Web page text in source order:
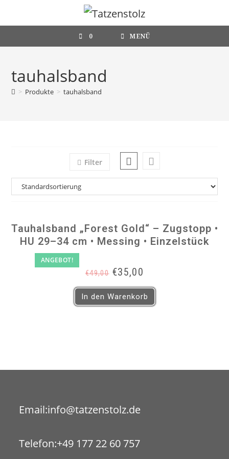
0 MENÜ
tauhalsband
> Produkte > tauhalsband
Filter
ANGEBOT!
Tauhalsband „Forest Gold“ – Zugstopp •
HU 29–34 cm • Messing • Einzelstück
€49,00 Ursprünglicher
Preis
war:
€49,00
€35,00
ist:
€35,00.
In den Warenkorb
Email:info@tatzenstolz.de
Telefon:+49 177 22 60 757